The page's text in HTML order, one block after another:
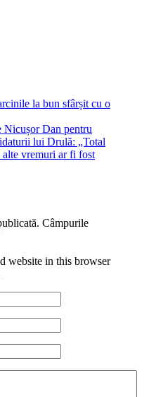
la bun sfârșit cu o
Nicușor Dan pentru
lui Drulă: „Total
vremuri ar fi fost
Câmpurile
website in this browser